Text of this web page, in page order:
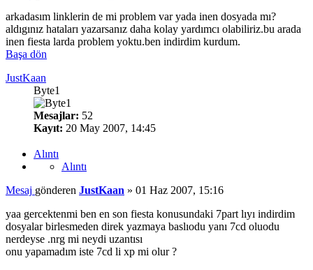
arkadasım linklerin de mi problem var yada inen dosyada mı?
aldıgınız hataları yazarsanız daha kolay yardımcı olabiliriz.bu arada
inen fiesta larda problem yoktu.ben indirdim kurdum.
Başa dön
JustKaan
Byte1
Mesajlar: 52
Kayıt: 20 May 2007, 14:45
Alıntı
Alıntı
Mesaj gönderen JustKaan » 01 Haz 2007, 15:16
yaa gercektenmi ben en son fiesta konusundaki 7part lıyı indirdim
dosyalar birlesmeden direk yazmaya baslıodu yanı 7cd oluodu
nerdeyse .nrg mi neydi uzantısı
onu yapamadım iste 7cd li xp mi olur ?